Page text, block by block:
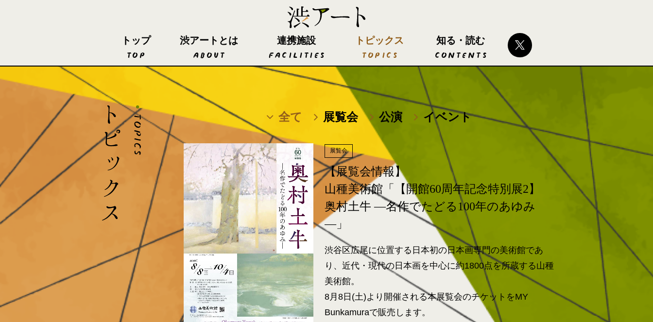
トップ
TOP
渋アートとは
ABOUT
連携施設
FACILITIES
トピックス
TOPICS
知る・読む
CONTENTS
全て 展覧会 公演 イベント
展覧会
【展覧会情報】
山種美術館「【開館60周年記念特別展2】
奥村土牛 ―名作でたどる100年のあゆみ
―」
渋谷区広尾に位置する日本初の日本画専門の美術館であ
り、近代・現代の日本画を中心に約1800点を所蔵する山種
美術館。
8月8日(土)より開催される本展覧会のチケットをMY
Bunkamuraで販売します。